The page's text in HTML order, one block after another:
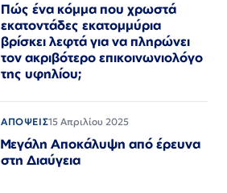
Πώς ένα κόμμα που χρωστά
εκατοντάδες εκατομμύρια
βρίσκει λεφτά για να πληρώνει
τον ακριβότερο επικοινωνιολόγο
της υφηλίου;
ΑΠΟΨΕΙΣ15 Απριλίου 2025
Μεγάλη Αποκάλυψη από έρευνα
στη Διαύγεια